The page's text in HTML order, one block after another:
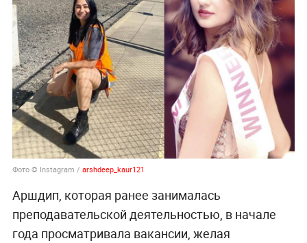
Фото © Instagram / arshdeep_kaur121
Аршдип, которая ранее занималась
преподавательской деятельностью, в начале
года просматривала вакансии, желая